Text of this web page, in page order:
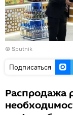
© Sputnik
Подписаться
Распродажа